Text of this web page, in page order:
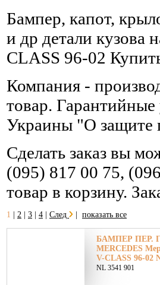
Бампер, капот,
и др детали кузова
CLASS 96-02
Компания -
товар. Гарантийные
Украины "О защите
Сделать заказ вы
(095) 817 00 75,
товар в корзину.
1 2 3 4 След показать все
БАМПЕР ПЕР.
MERCEDES
V-CLASS 96-02
NL 3541 901